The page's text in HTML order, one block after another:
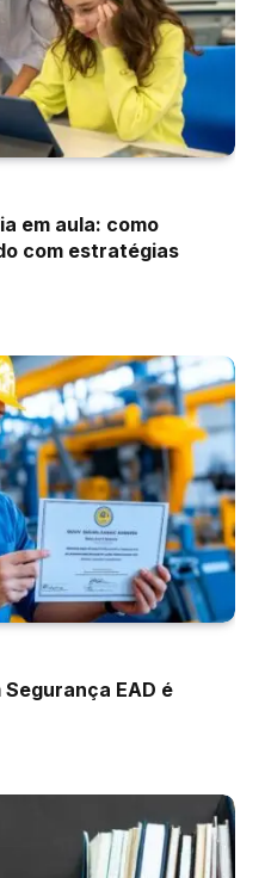
em aula: como
com estratégias
EAD é